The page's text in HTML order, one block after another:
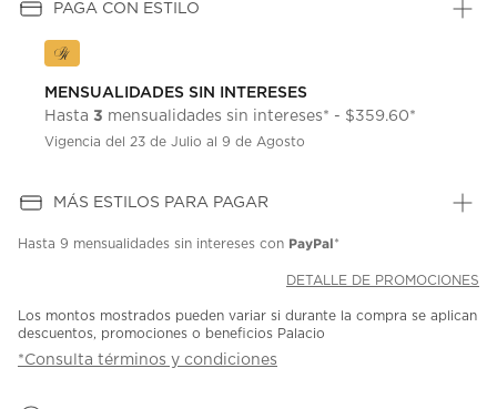
PAGA CON ESTILO
MENSUALIDADES SIN INTERESES
Hasta 3 mensualidades sin intereses* - $359.60*
Vigencia del 23 de Julio al 9 de Agosto
MÁS ESTILOS PARA PAGAR
Hasta 9 mensualidades sin intereses con PayPal*
DETALLE DE PROMOCIONES
Los montos mostrados pueden variar si durante la compra se aplican
descuentos, promociones o beneficios Palacio
*Consulta términos y condiciones